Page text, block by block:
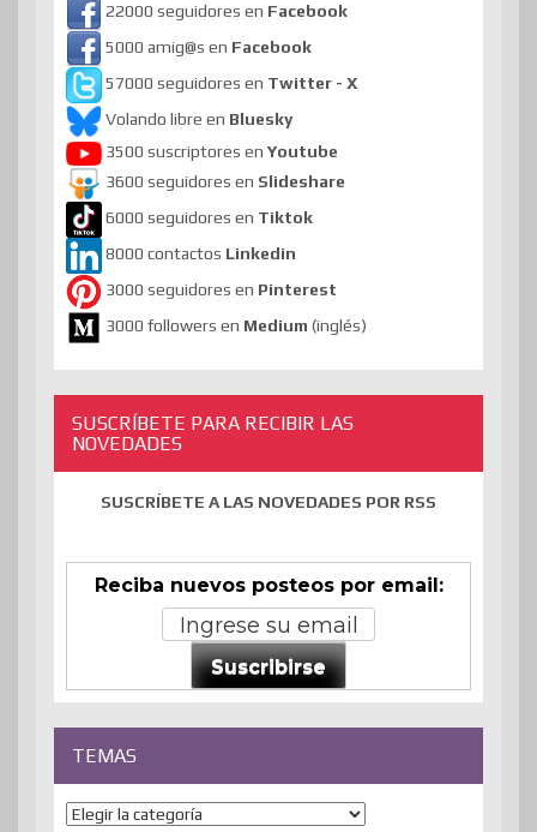
22000 seguidores en Facebook
5000 amig@s en Facebook
57000 seguidores en Twitter - X
Volando libre en Bluesky
3500 suscriptores en Youtube
3600 seguidores en Slideshare
6000 seguidores en Tiktok
8000 contactos Linkedin
3000 seguidores en Pinterest
3000 followers en Medium (inglés)
SUSCRÍBETE PARA RECIBIR LAS
NOVEDADES
SUSCRÍBETE A LAS NOVEDADES POR RSS
Reciba nuevos posteos por email:
Suscribirse
TEMAS
Temas